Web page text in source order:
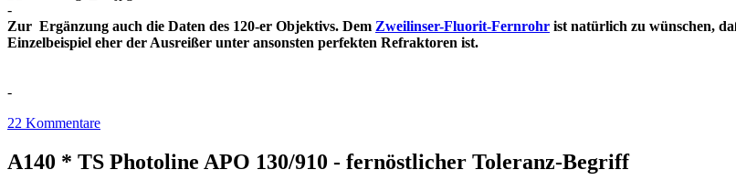
-
Zur Ergänzung auch die Daten des 120-er Objektivs. Dem Zweilinser-Fluorit-Fernrohr ist natürlich zu wünschen,
Einzelbeispiel eher der Ausreißer unter ansonsten perfekten Refraktoren ist.
-
22 Kommentare
A140 * TS Photoline APO 130/910 - fernöstlicher Toleranz-Begriff